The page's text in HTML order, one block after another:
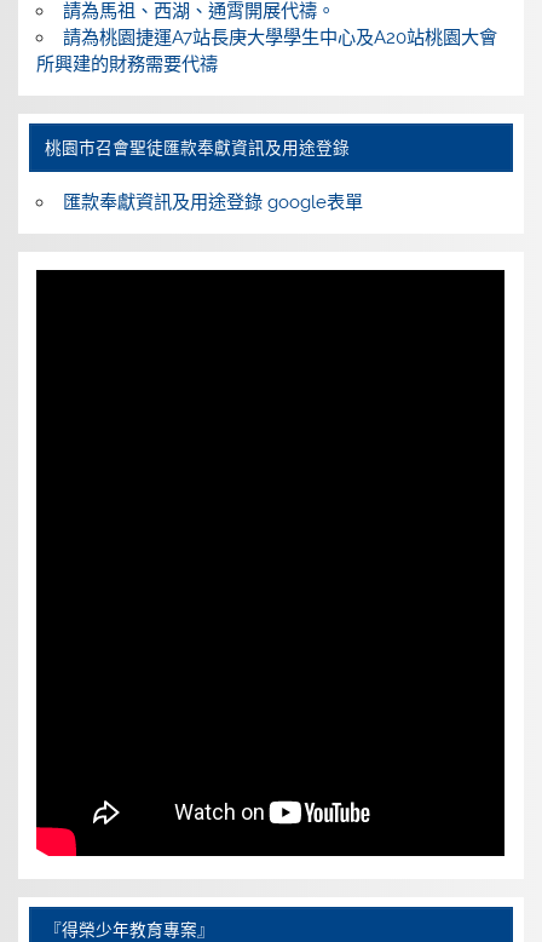
請為馬祖、西湖、通霄開展代禱。
請為桃園捷運A7站長庚大學學生中心及A20站桃園大會
所興建的財務需要代禱
桃園巿召會聖徒匯款奉獻資訊及用途登錄
匯款奉獻資訊及用途登錄 google表單
『得榮少年教育專案』